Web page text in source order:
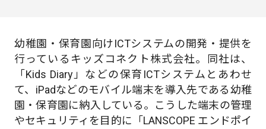
幼稚園・保育園向けICTシステムの開発・提供を
行っているキッズコネクト株式会社。同社は、
「Kids Diary」などの保育ICTシステムとあわせ
て、iPadなどのモバイル端末を導入先である幼稚
園・保育園に納入している。こうした端末の管理
やセキュリティを目的に「LANSCOPE エンドポイ